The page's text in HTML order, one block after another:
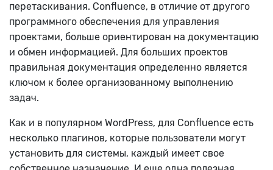
перетаскивания. Confluence, в отличие от другого
программного обеспечения для управления
проектами, больше ориентирован на документацию
и обмен информацией. Для больших проектов
правильная документация определенно является
ключом к более организованному выполнению
задач.
Как и в популярном WordPress, для Confluence есть
несколько плагинов, которые пользователи могут
установить для системы, каждый имеет свое